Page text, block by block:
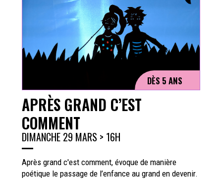
DÈS 5 ANS
APRÈS GRAND C’EST
COMMENT
DIMANCHE 29 MARS > 16H
Après grand c'est comment, évoque de manière
poétique le passage de l’enfance au grand en devenir.